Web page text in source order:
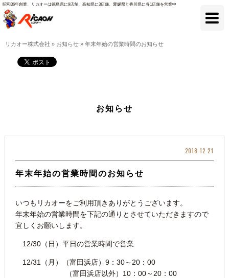
昭和36年創業、リカオーは徳島県に9店舗、高知県に3店舗、愛媛県と香川県に各1店舗を営業中
リカオー株式会社 » お知らせ » 年末年始の営業時間のお知らせ
お知らせ
2018-12-21
年末年始の営業時間のお知らせ
いつもリカオーをご利用頂きありがとうございます。
年末年始の営業時間を下記の通りとさせていただきますので
宜しくお願いします。
12/30（日）平日の営業時間で営業
12/31（月）（富田浜店）9：30～20：00
（富田浜店以外）10：00～20：00